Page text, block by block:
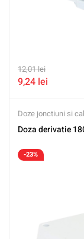
12,01lei
9,24 lei
Doze jonctiuni si
Doza derivatie
-23%